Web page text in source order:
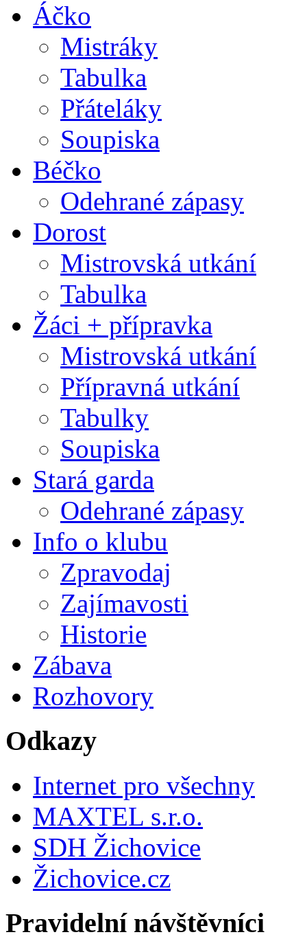
Áčko
Mistráky
Tabulka
Přáteláky
Soupiska
Béčko
Odehrané zápasy
Dorost
Mistrovská utkání
Tabulka
Žáci + přípravka
Mistrovská utkání
Přípravná utkání
Tabulky
Soupiska
Stará garda
Odehrané zápasy
Info o klubu
Zpravodaj
Zajímavosti
Historie
Zábava
Rozhovory
Odkazy
Internet pro všechny
MAXTEL s.r.o.
SDH Žichovice
Žichovice.cz
Pravidelní návštěvníci